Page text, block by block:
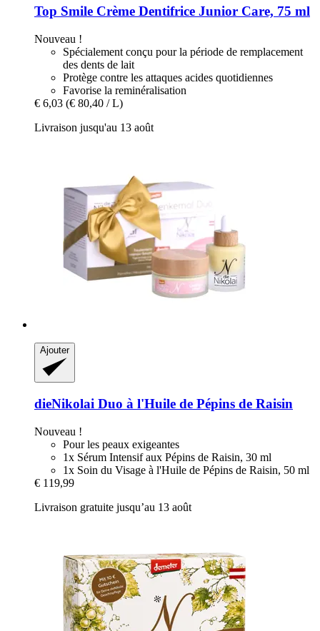
Top Smile Crème Dentifrice Junior Care, 75 ml
Nouveau !
Spécialement conçu pour la période de remplacement
des dents de lait
Protège contre les attaques acides quotidiennes
Favorise la reminéralisation
€ 6,03 (€ 80,40 / L)
Livraison jusqu'au 13 août
Ajouter
dieNikolai Duo à l'Huile de Pépins de Raisin
Nouveau !
Pour les peaux exigeantes
1x Sérum Intensif aux Pépins de Raisin, 30 ml
1x Soin du Visage à l'Huile de Pépins de Raisin, 50 ml
€ 119,99
Livraison gratuite jusqu’au 13 août